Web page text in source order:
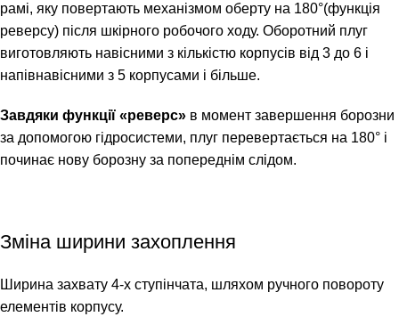
рамі, яку повертають механізмом оберту на 180°(функція
реверсу) після шкірного робочого ходу. Оборотний плуг
виготовляють навісними з кількістю корпусів від 3 до 6 і
напівнавісними з 5 корпусами і більше.
Завдяки функції «реверс» в момент завершення борозни
за допомогою гідросистеми, плуг перевертається на 180° і
починає нову борозну за попереднім слідом.
Зміна ширини захоплення
Ширина захвату 4-х ступінчата, шляхом ручного повороту
елементів корпусу.